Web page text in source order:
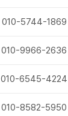
010-5744-1869
010-9966-2636
010-6545-4224
010-8582-5950